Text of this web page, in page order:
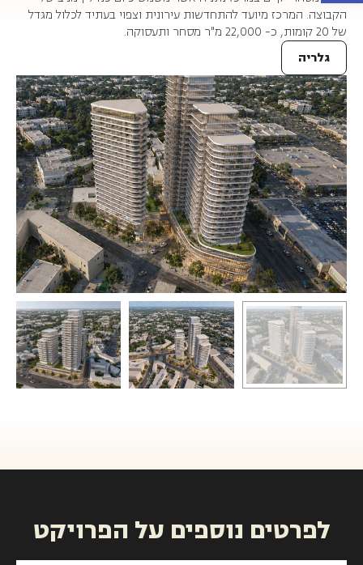
הקבוצה. המרכז מיועד להתחדשות עירונית וצפוי בעתיד לכלול מגדל
של 20 קומות, כ- 22,000 מ"ר מסחר ותעסוקה.
גלריה
לפרטים נוספים על הפרויקט